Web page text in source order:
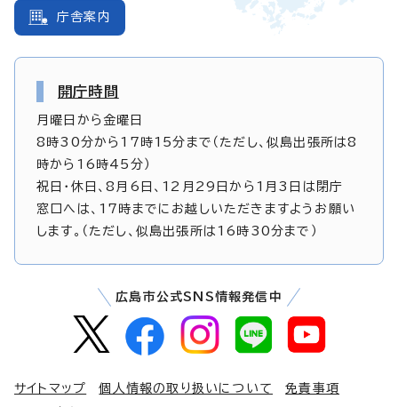
庁舎案内
開庁時間
月曜日から金曜日
8時30分から17時15分まで（ただし、似島出張所は8
時から16時45分）
祝日・休日、8月6日、12月29日から1月3日は閉庁
窓口へは、17時までにお越しいただきますようお願い
します。（ただし、似島出張所は16時30分まで）
広島市公式SNS情報発信中
サイトマップ 個人情報の取り扱いについて
免責事項